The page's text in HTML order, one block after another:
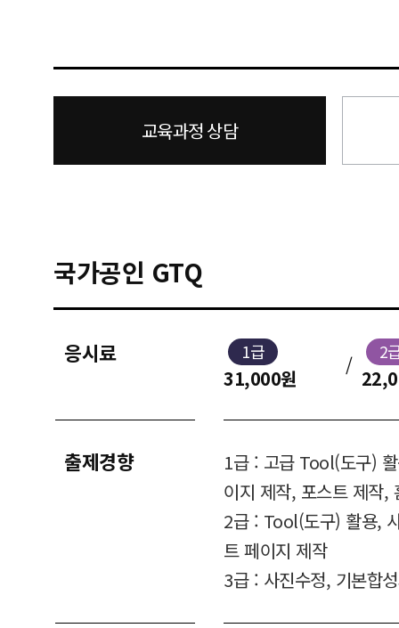
교육과정 상담
국가공인 GTQ
응시료 1급
31,000원
/
2
출제경향
1급 : 고급 Tool(도구)
이지 제작, 포스트 제작,
2급 : Tool(도구) 활용,
트 페이지 제작
3급 : 사진수정, 기본합